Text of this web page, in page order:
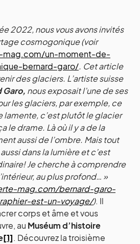
2022, nous vous avons invités
cosmogonique (voir
un-moment-de-
bernard-garo/. Cet article
des glaciers. L’artiste suisse
Garo, nous exposait l’une de ses
les glaciers, par exemple, ce
lamente, c’est plutôt le glacier
le drame. Là où il y a de la
aussi de l’ombre. Mais tout
dans la lumière et c’est
Je cherche à comprendre
au plus profond… »
mag.com/bernard-garo-
est-un-voyage/). Il
corps et âme et vous
au Muséum d’histoire
[1]. Découvrez la troisième